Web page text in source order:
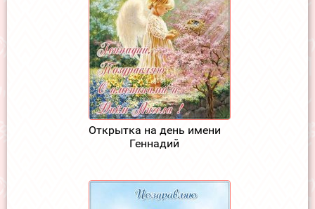
Открытка на день имени
Геннадий